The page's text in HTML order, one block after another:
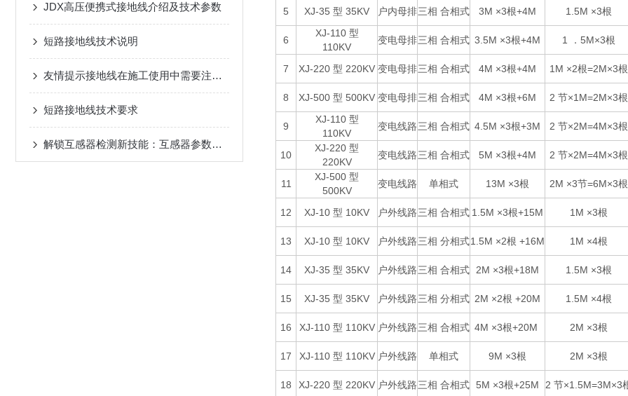
JDX高压便携式接地线介绍及技术参数
短路接地线技术说明
友情提示接地线在施工使用中需要注意的问题
短路接地线技术要求
解锁互感器检测新技能：互感器参数综合测试仪高效使用全攻略
5 XJ-35 型 35KV 户内母排三相 合相式 3M ×3根+4M 1.5M ×3根
6
XJ-110 型
110KV
变电母排三相 合相式 3.5M ×3根+4M 1 ．5M×3根
7 XJ-220 型 220KV 变电母排三相 合相式 4M ×3根+4M 1M ×2根=2M×3根
8 XJ-500 型 500KV 变电母排三相 合相式 4M ×3根+6M 2 节×1M=2M×3根
9
XJ-110 型
110KV
变电线路三相 合相式 4.5M ×3根+3M 2 节×2M=4M×3根
10
XJ-220 型
220KV
变电线路三相 合相式 5M ×3根+4M 2 节×2M=4M×3根
11
XJ-500 型
500KV
变电线路 单相式 13M ×3根 2M ×3节=6M×3根
12 XJ-10 型 10KV 户外线路三相 合相式 1.5M ×3根+15M 1M ×3根
13 XJ-10 型 10KV 户外线路三相 分相式1.5M ×2根 +16M 1M ×4根
14 XJ-35 型 35KV 户外线路三相 合相式 2M ×3根+18M 1.5M ×3根
15 XJ-35 型 35KV 户外线路三相 分相式 2M ×2根 +20M 1.5M ×4根
16 XJ-110 型 110KV 户外线路三相 合相式 4M ×3根+20M 2M ×3根
17 XJ-110 型 110KV 户外线路 单相式 9M ×3根 2M ×3根
18 XJ-220 型 220KV 户外线路三相 合相式 5M ×3根+25M 2 节×1.5M=3M×3